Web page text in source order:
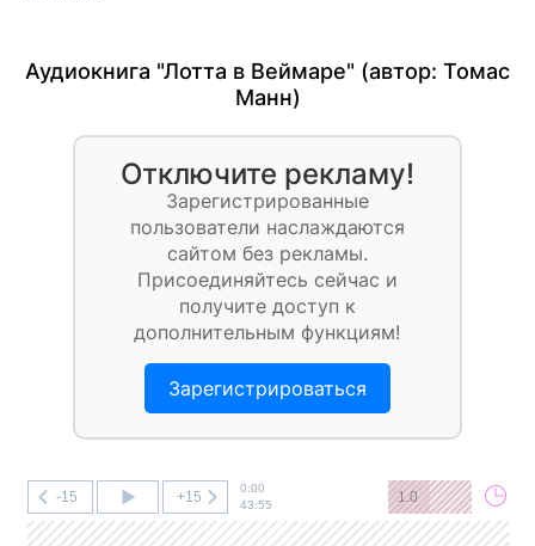
Аудиокнига "Лотта в Веймаре" (автор: Томас
Манн)
Отключите рекламу!
Зарегистрированные
пользователи наслаждаются
сайтом без рекламы.
Присоединяйтесь сейчас и
получите доступ к
дополнительным функциям!
Зарегистрироваться
-15 +15
0:00
43:55
1.0